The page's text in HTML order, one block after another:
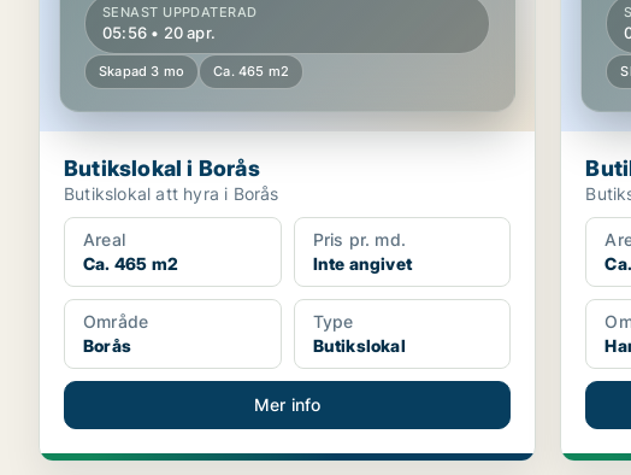
SENAST UPPDATERAD
05:56 • 20 apr.
Skapad 3 mo Ca. 465 m2
Butikslokal i Borås
Butikslokal att hyra i Borås
Areal
Ca. 465 m2
Pris pr. md.
Inte angivet
Område
Borås
Type
Butikslokal
Mer info